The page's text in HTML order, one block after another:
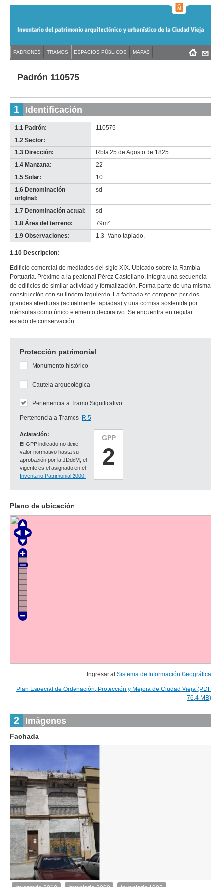
navigation
Back
topPadrón 110575
1 Identificación
1.1 Padrón:
110575
1.2 Sector:
no
info-
1.3 Dirección:
Rbla 25 de Agosto de 1825
1.4 Manzana:
22
1.5 Solar:
10
1.6 Denominación
original:
sd
1.7 Denominación actual:
sd
1.8 Área del terreno:
79m²
1.9 Observaciones:
1.3- Vano tapiado.
1.10 Descripcion:
Edificio comercial de mediados del siglo XIX. Ubicado sobre la Rambla
Portuaria. Próximo a la peatonal Pérez Castellano. Integra una secuencia
de edificios de similar actividad y formalización. Forma parte de una misma
construcción con su lindero izquierdo. La fachada se compone por dos
grandes aberturas (actualmente tapiadas) y una cornisa sostenida por
ménsulas como único elemento decorativo. Se encuentra en regular
estado de conservación.
Protección patrimonial
GPP
2
Aclaración:
El GPP indicado no tiene
valor normativo hasta su
aprobación por la JDdeM; el
vigente es el asignado en el
Inventario Patrimonial 2000.
Monumento histórico
Cautela arqueológica
Pertenencia a Tramo Significativo
Pertenencia a Tramos R 5
Plano de ubicación
Ingresar al Sistema de Información Geográfica
Plan Especial de Ordenación, Protección y Mejora de Ciudad Vieja (PDF
76,4 MB)
2 Imágenes
Fachada
de1
Back
to Menú
PADRONES TRAMOS ESPACIOS PÚBLICOS MAPAS